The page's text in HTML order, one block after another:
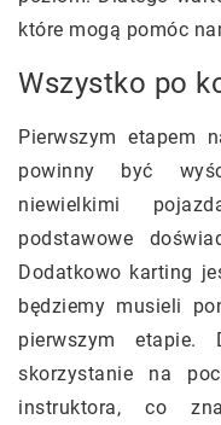
które mogą pomóc
Wszystko po
Pierwszym etapem
powinny być
niewielkimi
podstawowe
Dodatkowo karting
będziemy musieli
pierwszym etapie.
skorzystanie na
instruktora, co